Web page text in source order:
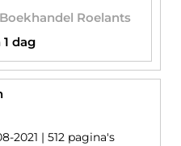
Roelants
dag
2021 | 512 pagina's